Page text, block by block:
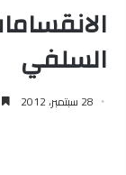
السلفي
28 سبتمبر، 2012